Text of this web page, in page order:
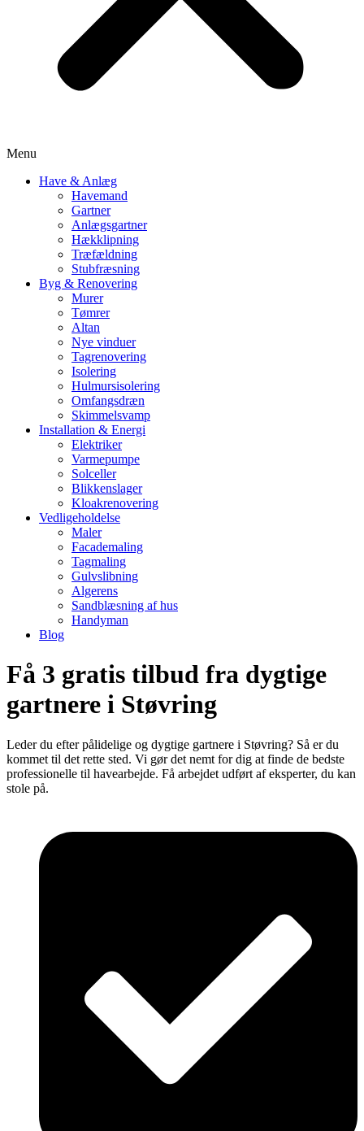
Menu
Have & Anlæg
Havemand
Gartner
Anlægsgartner
Hækklipning
Træfældning
Stubfræsning
Byg & Renovering
Murer
Tømrer
Altan
Nye vinduer
Tagrenovering
Isolering
Hulmursisolering
Omfangsdræn
Skimmelsvamp
Installation & Energi
Elektriker
Varmepumpe
Solceller
Blikkenslager
Kloakrenovering
Vedligeholdelse
Maler
Facademaling
Tagmaling
Gulvslibning
Algerens
Sandblæsning af hus
Handyman
Blog
Få 3 gratis tilbud fra dygtige
gartnere i Støvring
Leder du efter pålidelige og dygtige gartnere i Støvring? Så er du
kommet til det rette sted. Vi gør det nemt for dig at finde de bedste
professionelle til havearbejde. Få arbejdet udført af eksperter, du kan
stole på.